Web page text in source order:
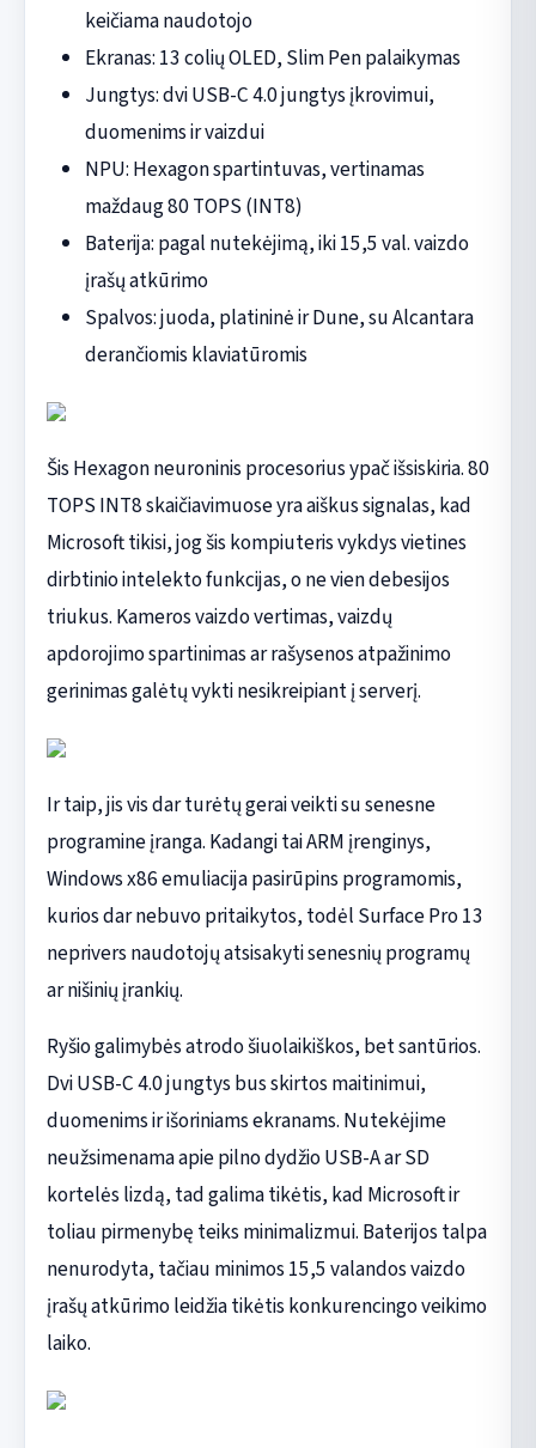
keičiama naudotojo
Ekranas: 13 colių OLED, Slim Pen palaikymas
Jungtys: dvi USB-C 4.0 jungtys įkrovimui,
duomenims ir vaizdui
NPU: Hexagon spartintuvas, vertinamas
maždaug 80 TOPS (INT8)
Baterija: pagal nutekėjimą, iki 15,5 val. vaizdo
įrašų atkūrimo
Spalvos: juoda, platininė ir Dune, su Alcantara
derančiomis klaviatūromis
Šis Hexagon neuroninis procesorius ypač išsiskiria. 80
TOPS INT8 skaičiavimuose yra aiškus signalas, kad
Microsoft tikisi, jog šis kompiuteris vykdys vietines
dirbtinio intelekto funkcijas, o ne vien debesijos
triukus. Kameros vaizdo vertimas, vaizdų
apdorojimo spartinimas ar rašysenos atpažinimo
gerinimas galėtų vykti nesikreipiant į serverį.
Ir taip, jis vis dar turėtų gerai veikti su senesne
programine įranga. Kadangi tai ARM įrenginys,
Windows x86 emuliacija pasirūpins programomis,
kurios dar nebuvo pritaikytos, todėl Surface Pro 13
neprivers naudotojų atsisakyti senesnių programų
ar nišinių įrankių.
Ryšio galimybės atrodo šiuolaikiškos, bet santūrios.
Dvi USB-C 4.0 jungtys bus skirtos maitinimui,
duomenims ir išoriniams ekranams. Nutekėjime
neužsimenama apie pilno dydžio USB-A ar SD
kortelės lizdą, tad galima tikėtis, kad Microsoft ir
toliau pirmenybę teiks minimalizmui. Baterijos talpa
nenurodyta, tačiau minimos 15,5 valandos vaizdo
įrašų atkūrimo leidžia tikėtis konkurencingo veikimo
laiko.